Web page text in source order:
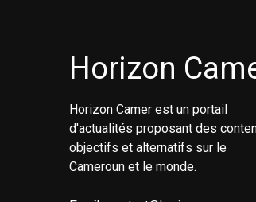
Horizon
Horizon Camer est un portail
d'actualités proposant des
objectifs et alternatifs sur le
Cameroun et le monde.